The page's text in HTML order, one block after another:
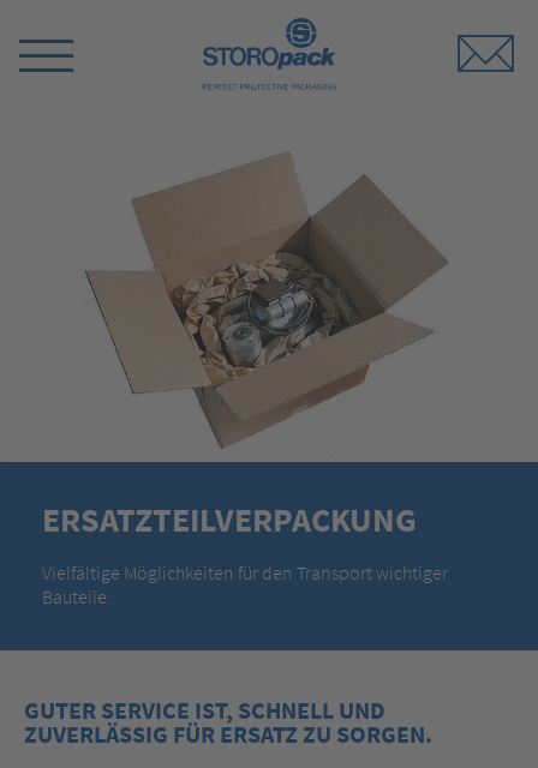
Menü
ERSATZTEILVERPACKUNG
Vielfältige Möglichkeiten für den Transport wichtiger
Bauteile.
GUTER SERVICE IST, SCHNELL UND
ZUVERLÄSSIG FÜR ERSATZ ZU SORGEN.